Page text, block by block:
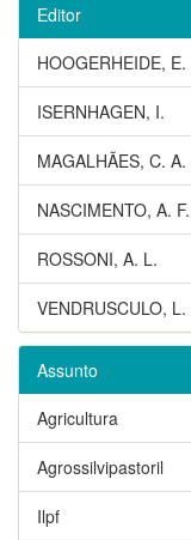
Editor
HOOGERHEIDE, E.
ISERNHAGEN, I.
MAGALHÃES, C. A.
NASCIMENTO, A.
ROSSONI, A. L.
VENDRUSCULO, L.
Assunto
Agricultura
Agrossilvipastoril
Ilpf